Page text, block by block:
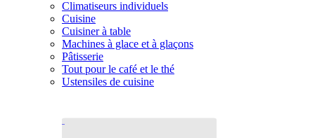
Climatiseurs individuels
Cuisine
Cuisiner à table
Machines à glace et à glaçons
Pâtisserie
Tout pour le café et le thé
Ustensiles de cuisine